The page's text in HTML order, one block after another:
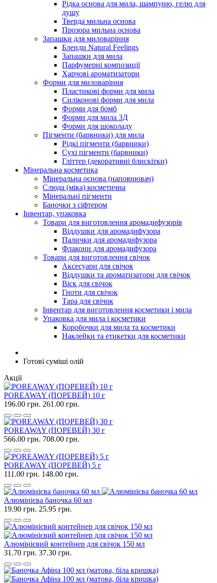
Рідка основа для мила, шампуню, гелю для
душу
Тверда мильна основа
Прозора мильна основа
Запашки для миловаріння
Бленди Natural Feelings
Запашки для мила
Парфумерні композиції
Харчові ароматизатори
Форми для миловаріння
Пластикові форми для мила
Силіконові форми для мила
Форми для бомб
Форми для мила 3Д
Форми для шоколаду
Пігменти (барвники) для мила
Рідкі пігменти (барвники)
Сухі пігменти (барвники)
Гліттер (декоративні блискітки)
Мінеральна косметика
Мінеральна основа (наповнювач)
Слюда (міка) косметична
Мінеральні пігменти
Баночки з сіфтером
Інвентар, упаковка
Товари для виготовлення аромадифузорів
Віддушки для аромадифузора
Палички для аромадифузора
Флакони для аромадифузора
Товари для виготовлення свічок
Аксесуари для свічок
Віддушки та ароматизатори для свічок
Віск для свічок
Гноти для свічок
Тара для свічок
Інвентар для виготовлення косметики і мила
Упаковка для мила і косметики
Коробочки для мила та косметики
Наклейки та етикетки для косметики
Готові суміші олій
Акції
POREAWAY (ПОРЕВЕЙ) 10 г
196.00 грн. 261.00 грн.
POREAWAY (ПОРЕВЕЙ) 30 г
566.00 грн. 708.00 грн.
POREAWAY (ПОРЕВЕЙ) 5 г
111.00 грн. 148.00 грн.
Алюмінієва баночка 60 мл
19.90 грн. 25.95 грн.
Алюмінієвий контейнер для свічок 150 мл
31.70 грн. 37.30 грн.